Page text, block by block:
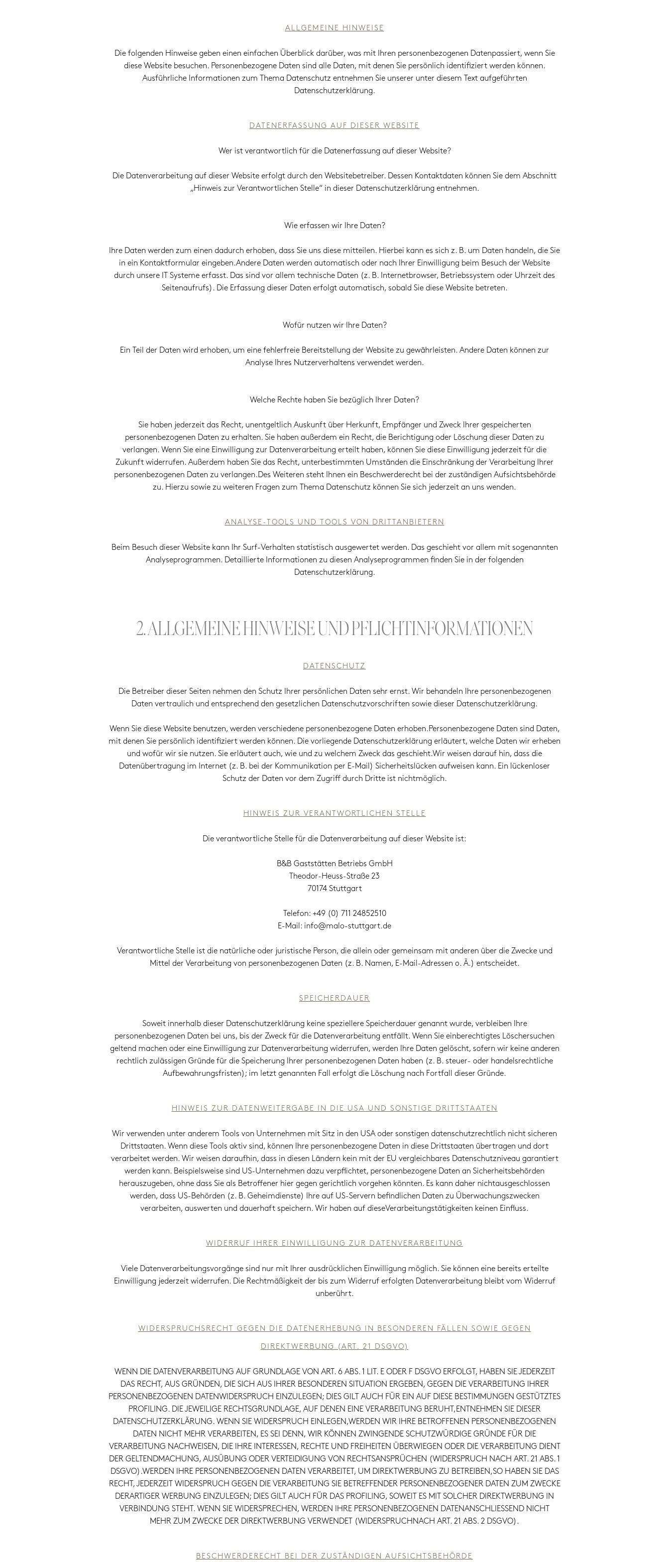
ALLGEMEINE HINWEISE
Die folgenden Hinweise geben einen einfachen Überblick darüber, was mit Ihren personenbezogenen Datenpassiert, wenn Sie
diese Website besuchen. Personenbezogene Daten sind alle Daten, mit denen Sie persönlich identifiziert werden können.
Ausführliche Informationen zum Thema Datenschutz entnehmen Sie unserer unter diesem Text aufgeführten
Datenschutzerklärung.
DATENERFASSUNG AUF DIESER WEBSITE
Wer ist verantwortlich für die Datenerfassung auf dieser Website?
Die Datenverarbeitung auf dieser Website erfolgt durch den Websitebetreiber. Dessen Kontaktdaten können Sie dem Abschnitt
„Hinweis zur Verantwortlichen Stelle“ in dieser Datenschutzerklärung entnehmen.
Wie erfassen wir Ihre Daten?
Ihre Daten werden zum einen dadurch erhoben, dass Sie uns diese mitteilen. Hierbei kann es sich z. B. um Daten handeln, die Sie
in ein Kontaktformular eingeben.Andere Daten werden automatisch oder nach Ihrer Einwilligung beim Besuch der Website
durch unsere IT Systeme erfasst. Das sind vor allem technische Daten (z. B. Internetbrowser, Betriebssystem oder Uhrzeit des
Seitenaufrufs). Die Erfassung dieser Daten erfolgt automatisch, sobald Sie diese Website betreten.
Wofür nutzen wir Ihre Daten?
Ein Teil der Daten wird erhoben, um eine fehlerfreie Bereitstellung der Website zu gewährleisten. Andere Daten können zur
Analyse Ihres Nutzerverhaltens verwendet werden.
Welche Rechte haben Sie bezüglich Ihrer Daten?
Sie haben jederzeit das Recht, unentgeltlich Auskunft über Herkunft, Empfänger und Zweck Ihrer gespeicherten
personenbezogenen Daten zu erhalten. Sie haben außerdem ein Recht, die Berichtigung oder Löschung dieser Daten zu
verlangen. Wenn Sie eine Einwilligung zur Datenverarbeitung erteilt haben, können Sie diese Einwilligung jederzeit für die
Zukunft widerrufen. Außerdem haben Sie das Recht, unterbestimmten Umständen die Einschränkung der Verarbeitung Ihrer
personenbezogenen Daten zu verlangen.Des Weiteren steht Ihnen ein Beschwerderecht bei der zuständigen Aufsichtsbehörde
zu. Hierzu sowie zu weiteren Fragen zum Thema Datenschutz können Sie sich jederzeit an uns wenden.
ANALYSE-TOOLS UND TOOLS VON DRITTANBIETERN
Beim Besuch dieser Website kann Ihr Surf-Verhalten statistisch ausgewertet werden. Das geschieht vor allem mit sogenannten
Analyseprogrammen. Detaillierte Informationen zu diesen Analyseprogrammen finden Sie in der folgenden
Datenschutzerklärung.
2. ALLGEMEINE HINWEISE UND PFLICHTINFORMATIONEN
DATENSCHUTZ
Die Betreiber dieser Seiten nehmen den Schutz Ihrer persönlichen Daten sehr ernst. Wir behandeln Ihre personenbezogenen
Daten vertraulich und entsprechend den gesetzlichen Datenschutzvorschriften sowie dieser Datenschutzerklärung.
Wenn Sie diese Website benutzen, werden verschiedene personenbezogene Daten erhoben.Personenbezogene Daten sind Daten,
mit denen Sie persönlich identifiziert werden können. Die vorliegende Datenschutzerklärung erläutert, welche Daten wir erheben
und wofür wir sie nutzen. Sie erläutert auch, wie und zu welchem Zweck das geschieht.Wir weisen darauf hin, dass die
Datenübertragung im Internet (z. B. bei der Kommunikation per E-Mail) Sicherheitslücken aufweisen kann. Ein lückenloser
Schutz der Daten vor dem Zugriff durch Dritte ist nichtmöglich.
HINWEIS ZUR VERANTWORTLICHEN STELLE
Die verantwortliche Stelle für die Datenverarbeitung auf dieser Website ist:
B&B Gaststätten Betriebs GmbH
Theodor-Heuss-Straße 23
70174 Stuttgart
Telefon: +49 (0) 711 24852510
E-Mail: info@malo-stuttgart.de
Verantwortliche Stelle ist die natürliche oder juristische Person, die allein oder gemeinsam mit anderen über die Zwecke und
Mittel der Verarbeitung von personenbezogenen Daten (z. B. Namen, E-Mail-Adressen o. Ä.) entscheidet.
SPEICHERDAUER
Soweit innerhalb dieser Datenschutzerklärung keine speziellere Speicherdauer genannt wurde, verbleiben Ihre
personenbezogenen Daten bei uns, bis der Zweck für die Datenverarbeitung entfällt. Wenn Sie einberechtigtes Löschersuchen
geltend machen oder eine Einwilligung zur Datenverarbeitung widerrufen, werden Ihre Daten gelöscht, sofern wir keine anderen
rechtlich zulässigen Gründe für die Speicherung Ihrer personenbezogenen Daten haben (z. B. steuer- oder handelsrechtliche
Aufbewahrungsfristen); im letzt genannten Fall erfolgt die Löschung nach Fortfall dieser Gründe.
HINWEIS ZUR DATENWEITERGABE IN DIE USA UND SONSTIGE DRITTSTAATEN
Wir verwenden unter anderem Tools von Unternehmen mit Sitz in den USA oder sonstigen datenschutzrechtlich nicht sicheren
Drittstaaten. Wenn diese Tools aktiv sind, können Ihre personenbezogene Daten in diese Drittstaaten übertragen und dort
verarbeitet werden. Wir weisen daraufhin, dass in diesen Ländern kein mit der EU vergleichbares Datenschutzniveau garantiert
werden kann. Beispielsweise sind US-Unternehmen dazu verpflichtet, personenbezogene Daten an Sicherheitsbehörden
herauszugeben, ohne dass Sie als Betroffener hier gegen gerichtlich vorgehen könnten. Es kann daher nichtausgeschlossen
werden, dass US-Behörden (z. B. Geheimdienste) Ihre auf US-Servern befindlichen Daten zu Überwachungszwecken
verarbeiten, auswerten und dauerhaft speichern. Wir haben auf dieseVerarbeitungstätigkeiten keinen Einfluss.
WIDERRUF IHRER EINWILLIGUNG ZUR DATENVERARBEITUNG
Viele Datenverarbeitungsvorgänge sind nur mit Ihrer ausdrücklichen Einwilligung möglich. Sie können eine bereits erteilte
Einwilligung jederzeit widerrufen. Die Rechtmäßigkeit der bis zum Widerruf erfolgten Datenverarbeitung bleibt vom Widerruf
unberührt.
WIDERSPRUCHSRECHT GEGEN DIE DATENERHEBUNG IN BESONDEREN FÄLLEN SOWIE GEGEN
DIREKTWERBUNG (ART. 21 DSGVO)
WENN DIE DATENVERARBEITUNG AUF GRUNDLAGE VON ART. 6 ABS. 1 LIT. E ODER F DSGVO ERFOLGT, HABEN SIE JEDERZEIT
DAS RECHT, AUS GRÜNDEN, DIE SICH AUS IHRER BESONDEREN SITUATION ERGEBEN, GEGEN DIE VERARBEITUNG IHRER
PERSONENBEZOGENEN DATENWIDERSPRUCH EINZULEGEN; DIES GILT AUCH FÜR EIN AUF DIESE BESTIMMUNGEN GESTÜTZTES
PROFILING. DIE JEWEILIGE RECHTSGRUNDLAGE, AUF DENEN EINE VERARBEITUNG BERUHT,ENTNEHMEN SIE DIESER
DATENSCHUTZERKLÄRUNG. WENN SIE WIDERSPRUCH EINLEGEN,WERDEN WIR IHRE BETROFFENEN PERSONENBEZOGENEN
DATEN NICHT MEHR VERARBEITEN, ES SEI DENN, WIR KÖNNEN ZWINGENDE SCHUTZWÜRDIGE GRÜNDE FÜR DIE
VERARBEITUNG NACHWEISEN, DIE IHRE INTERESSEN, RECHTE UND FREIHEITEN ÜBERWIEGEN ODER DIE VERARBEITUNG DIENT
DER GELTENDMACHUNG, AUSÜBUNG ODER VERTEIDIGUNG VON RECHTSANSPRÜCHEN (WIDERSPRUCH NACH ART. 21 ABS. 1
DSGVO).WERDEN IHRE PERSONENBEZOGENEN DATEN VERARBEITET, UM DIREKTWERBUNG ZU BETREIBEN,SO HABEN SIE DAS
RECHT, JEDERZEIT WIDERSPRUCH GEGEN DIE VERARBEITUNG SIE BETREFFENDER PERSONENBEZOGENER DATEN ZUM ZWECKE
DERARTIGER WERBUNG EINZULEGEN; DIES GILT AUCH FÜR DAS PROFILING, SOWEIT ES MIT SOLCHER DIREKTWERBUNG IN
VERBINDUNG STEHT. WENN SIE WIDERSPRECHEN, WERDEN IHRE PERSONENBEZOGENEN DATENANSCHLIESSEND NICHT
MEHR ZUM ZWECKE DER DIREKTWERBUNG VERWENDET (WIDERSPRUCHNACH ART. 21 ABS. 2 DSGVO).
BESCHWERDERECHT BEI DER ZUSTÄNDIGEN AUFSICHTSBEHÖRDE